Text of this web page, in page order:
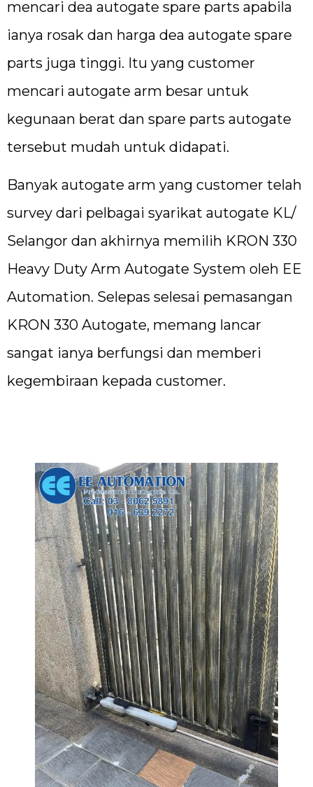
mencari dea autogate spare parts apabila
ianya rosak dan harga dea autogate spare
parts juga tinggi. Itu yang customer
mencari autogate arm besar untuk
kegunaan berat dan spare parts autogate
tersebut mudah untuk didapati.
Banyak autogate arm yang customer telah
survey dari pelbagai syarikat autogate KL/
Selangor dan akhirnya memilih KRON 330
Heavy Duty Arm Autogate System oleh EE
Automation. Selepas selesai pemasangan
KRON 330 Autogate, memang lancar
sangat ianya berfungsi dan memberi
kegembiraan kepada customer.